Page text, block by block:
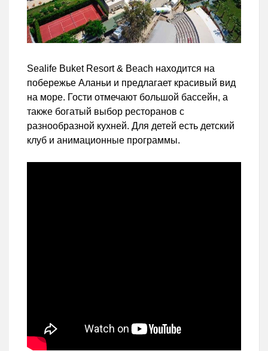
Sealife Buket Resort & Beach находится на
побережье Аланьи и предлагает красивый вид
на море. Гости отмечают большой бассейн, а
также богатый выбор ресторанов с
разнообразной кухней. Для детей есть детский
клуб и анимационные программы.